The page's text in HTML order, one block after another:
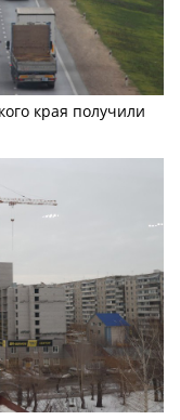
края получили